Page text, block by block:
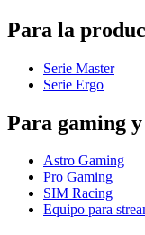
Para la
Serie Master
Serie Ergo
Para gaming
Astro Gaming
Pro Gaming
SIM Racing
Equipo para